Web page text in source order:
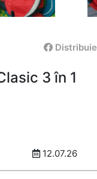
Distribuie
3 în 1
12.07.26